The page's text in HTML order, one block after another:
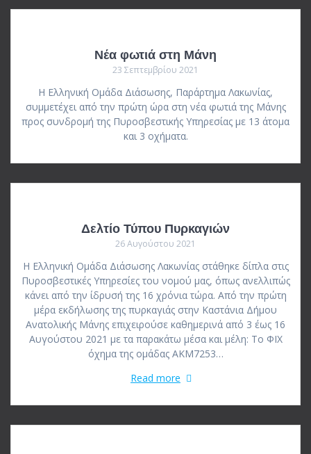
Νέα φωτιά στη Μάνη
23 Σεπτεμβρίου 2021
Η Ελληνική Ομάδα Διάσωσης, Παράρτημα Λακωνίας,
συμμετέχει από την πρώτη ώρα στη νέα φωτιά της Μάνης
προς συνδρομή της Πυροσβεστικής Υπηρεσίας με 13 άτομα
και 3 οχήματα.
Δελτίο Τύπου Πυρκαγιών
26 Αυγούστου 2021
Η Ελληνική Ομάδα Διάσωσης Λακωνίας στάθηκε δίπλα στις
Πυροσβεστικές Υπηρεσίες του νομού μας, όπως ανελλιπώς
κάνει από την ίδρυσή της 16 χρόνια τώρα. Από την πρώτη
μέρα εκδήλωσης της πυρκαγιάς στην Καστάνια Δήμου
Ανατολικής Μάνης επιχειρούσε καθημερινά από 3 έως 16
Αυγούστου 2021 με τα παρακάτω μέσα και μέλη: Το ΦΙΧ
όχημα της ομάδας ΑΚΜ7253…
Read more